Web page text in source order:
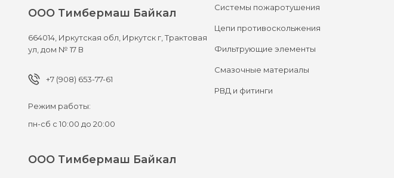
ООО Тимбермаш Байкал
664014, Иркутская обл, Иркутск г,Трактовая
ул, дом № 17 В
+7 (908) 653-77-61
Режим работы:
пн-сб с 10:00 до 20:00
ООО Тимбермаш Байкал
Системы пожаротушения
Цепи противоскольжения
Фильтрующие элементы
Смазочные материалы
РВД и фитинги